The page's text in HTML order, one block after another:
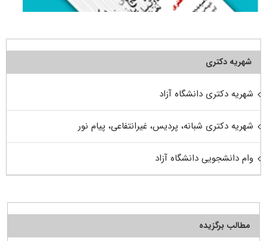
شهریه دکتری
شهریه دکتری دانشگاه آزاد
شهریه دکتری شبانه، پردیس، غیرانتفاعی، پیام نور
وام دانشجویی دانشگاه آزاد
مطالب برگزیده